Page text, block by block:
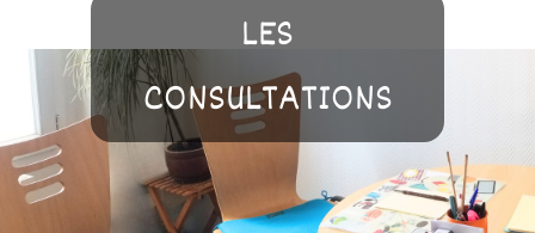
LES
CONSULTATIONS